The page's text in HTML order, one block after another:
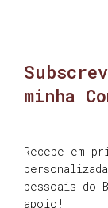
minha
Recebe em
pessoais do
apoio!